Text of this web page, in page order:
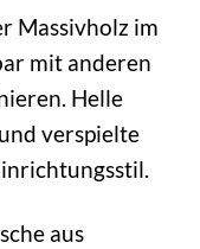
Massivholz im
mit anderen
Helle
verspielte
aus